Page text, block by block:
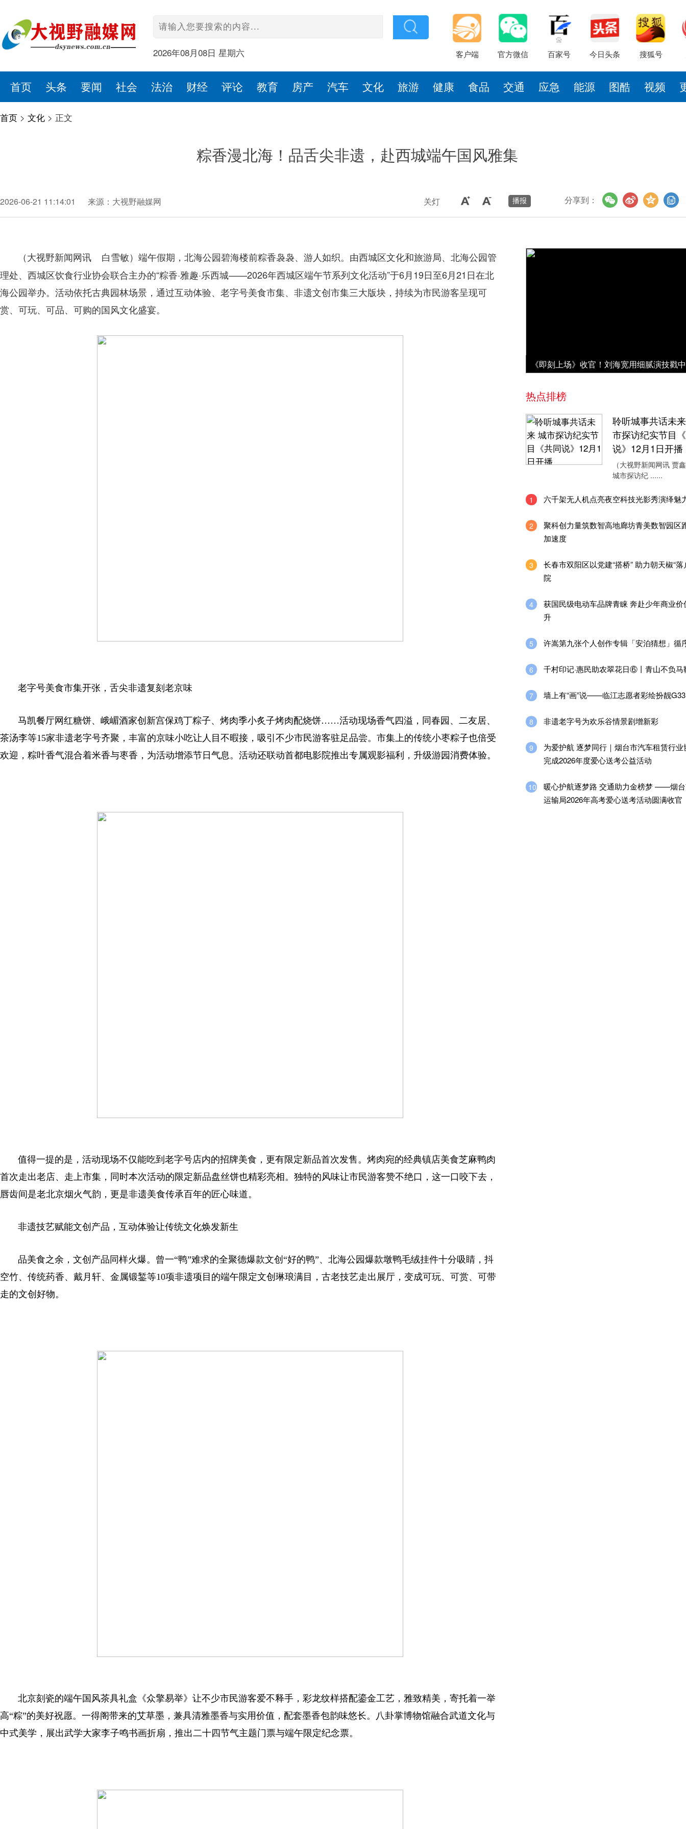
2026年08月08日 星期六 客户端 官方微信 百家号 今日头条 搜狐号
首页 头条 要闻 社会 法治 财经 评论 教育 房产 汽车 文化 旅游 健康 食品 交通 应急 能源 图酷 视频
首页 > 文化 > 正文
粽香漫北海！品舌尖非遗，赴西城端午国风雅集
2026-06-21 11:14:01 来源：大视野融媒网 关灯 分享到：
（大视野新闻网讯 白雪敏） 端午假期，北海公园碧海楼前粽香袅袅、游人如织。由西城区文化和旅游局、北海公园管
理处、西城区饮食行业协会联合主办的“粽香·雅趣·乐西城——2026年西城区端午节系列文化活动”于6月19日至6月21日在北
海公园举办。活动依托古典园林场景，通过互动体验、老字号美食市集、非遗文创市集三大版块，持续为市民游客呈现可
赏、可玩、可品、可购的国风文化盛宴。
老字号美食市集开张，舌尖非遗复刻老京味
马凯餐厅网红糖饼、峨嵋酒家创新宫保鸡丁粽子、烤肉季小炙子烤肉配烧饼……活动现场香气四溢，同春园、二友居、
茶汤李等15家非遗老字号齐聚，丰富的京味小吃让人目不暇接，吸引不少市民游客驻足品尝。市集上的传统小枣粽子也倍受
欢迎，粽叶香气混合着米香与枣香，为活动增添节日气息。活动还联动首都电影院推出专属观影福利，升级游园消费体验。
值得一提的是，活动现场不仅能吃到老字号店内的招牌美食，更有限定新品首次发售。烤肉宛的经典镇店美食芝麻鸭肉
首次走出老店、走上市集，同时本次活动的限定新品盘丝饼也精彩亮相。独特的风味让市民游客赞不绝口，这一口咬下去，
唇齿间是老北京烟火气韵，更是非遗美食传承百年的匠心味道。
非遗技艺赋能文创产品，互动体验让传统文化焕发新生
品美食之余，文创产品同样火爆。曾一“鸭”难求的全聚德爆款文创“好的鸭”、北海公园爆款墩鸭毛绒挂件十分吸睛，抖
空竹、传统药香、戴月轩、金属锻錾等10项非遗项目的端午限定文创琳琅满目，古老技艺走出展厅，变成可玩、可赏、可带
走的文创好物。
北京刻瓷的端午国风茶具礼盒《众擎易举》让不少市民游客爱不释手，彩龙纹样搭配鎏金工艺，雅致精美，寄托着一举
高“粽”的美好祝愿。一得阁带来的艾草墨，兼具清雅墨香与实用价值，配套墨香包韵味悠长。八卦掌博物馆融合武道文化与
中式美学，展出武学大家李子鸣书画折扇，推出二十四节气主题门票与端午限定纪念票。
热点排榜
聆听城事共话未
市探访纪实节目
说》12月1日开播
（大视野新闻网讯 贾
城市探访纪 ......
1 六千架无人机点亮夜空科技光影秀演绎魅
2
聚科创力量筑数智高地廊坊青美数智园区
加速度
3
长春市双阳区以党建“搭桥” 助力朝天椒“落
院
4
获国民级电动车品牌青睐 奔赴少年商业价
升
5 许嵩第九张个人创作专辑「安泊猜想」循
6 千村印记·惠民助农翠花日⑥丨青山不负马
7 墙上有“画”说——临江志愿者彩绘扮靓
8 非遗老字号为欢乐谷情景剧增新彩
9
为爱护航 逐梦同行｜烟台市汽车租赁行业
完成2026年度爱心送考公益活动
10
暖心护航逐梦路 交通助力金榜梦 ——烟
运输局2026年高考爱心送考活动圆满收官